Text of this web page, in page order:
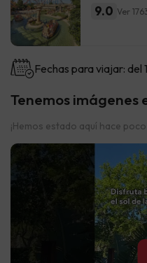
9.0 Ver
Fechas para viajar: del
Tenemos imágenes
¡Hemos estado aquí hace